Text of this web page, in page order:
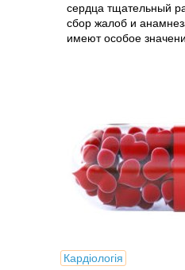
сердца тщательный
сбор жалоб и
имеют особое
Кардіологія